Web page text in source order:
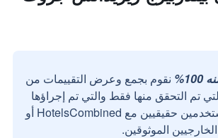
نقوم بجمع وعرض التقييمات من
تم التحقق منها فقط والتي تم إجراؤها
بواسطة مستخدمين حقيقيين مع HotelsCombined أو
الموثوقين.